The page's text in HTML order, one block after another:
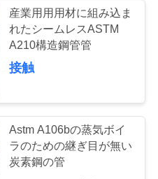
の版
産業用用用材に組み込ま
れたシームレスASTM
A210構造鋼管管
接触
Astm A106bの蒸気ボイ
ラのための継ぎ目が無い
炭素鋼の管